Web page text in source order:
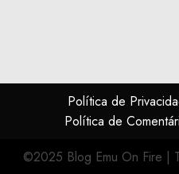
Política de
Política de
©2025 Blog Emu On Fire |